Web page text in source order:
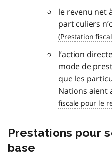
le revenu net
particuliers
l’action
mode de
que les
Nations aient
Prestations pour
base